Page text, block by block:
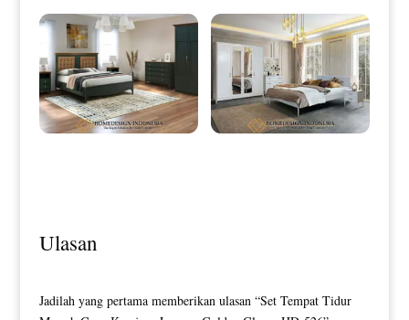
Ulasan
Jadilah yang pertama memberikan ulasan “Set Tempat Tidur